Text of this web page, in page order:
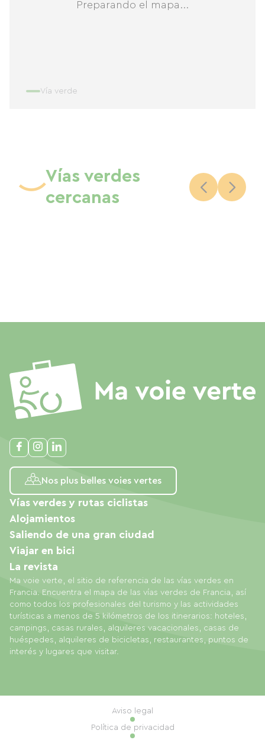
Preparando el mapa...
Vía verde
Vías verdes
cercanas
Nos plus belles voies vertes
Ma voie verte, el sitio de referencia de las vías verdes en
Francia. Encuentra el mapa de las vías verdes de Francia, así
como todos los profesionales del turismo y las actividades
turísticas a menos de 5 kilómetros de los itinerarios: hoteles,
campings, casas rurales, alquileres vacacionales, casas de
huéspedes, alquileres de bicicletas, restaurantes, puntos de
interés y lugares que visitar.
Vías verdes y rutas ciclistas
Alojamientos
Saliendo de una gran ciudad
Viajar en bici
La revista
Aviso legal
Política de privacidad